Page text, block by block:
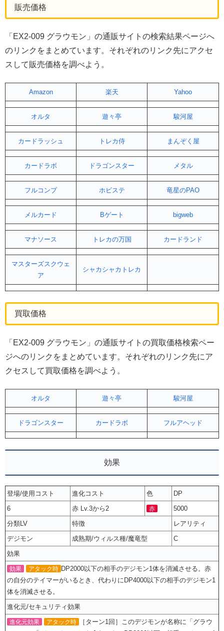
販売価格
「EX2-009 グラウモン」の通販サイトの検索結果ページへ
のリンクをまとめています。それぞれのリンク先にアクセ
スして販売価格を調べよう。
Amazon 楽天 Yahoo
オルタ 遊々亭 駿河屋
カードラッシュ トレカ侍 まんぞく屋
カードラボ ドラゴンスター メタル
フルコンプ ホビステ 竜星のPAO
メルカード Bゲート bigweb
マナソース トレカの万国 カードランド
マスターズスクウェ
ア
シャカシャカトレカ
買取価格
「EX2-009 グラウモン」の通販サイトの買取価格検索ペー
ジへのリンクをまとめています。それぞれのリンク先にア
クセスして買取価格を調べよう。
オルタ 遊々亭 駿河屋
ドラゴンスター カードラボ フルアヘッド
効果
登場/使用コスト 進化コスト 色
DP
6
赤 Lv.3から2 赤
5000
分類LV
特徴
レアリティ
デジモン
成熟期/ウィルス種/魔竜型
C
効果
効果 アタック時 DP2000以下の相手のデジモン1体を消滅させる。赤
の自分のテイマーがいるとき、代わりにDP4000以下の相手のデジモン1
体を消滅させる。
進化元/セキュリティ効果
進化元効果 アタック時
［ターン1回］このデジモンが名称に「グラウ